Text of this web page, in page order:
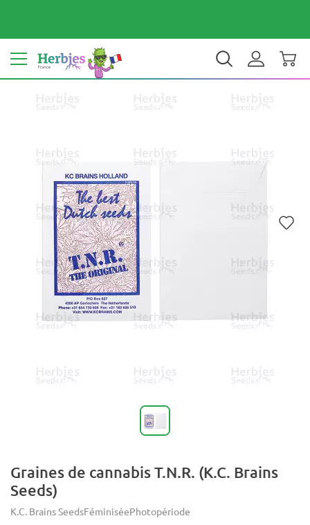
Votre pays : France € EUR FR
Graines de cannabis T.N.R. (K.C. Brains
Seeds)
K.C. Brains SeedsFéminiséePhotopériode